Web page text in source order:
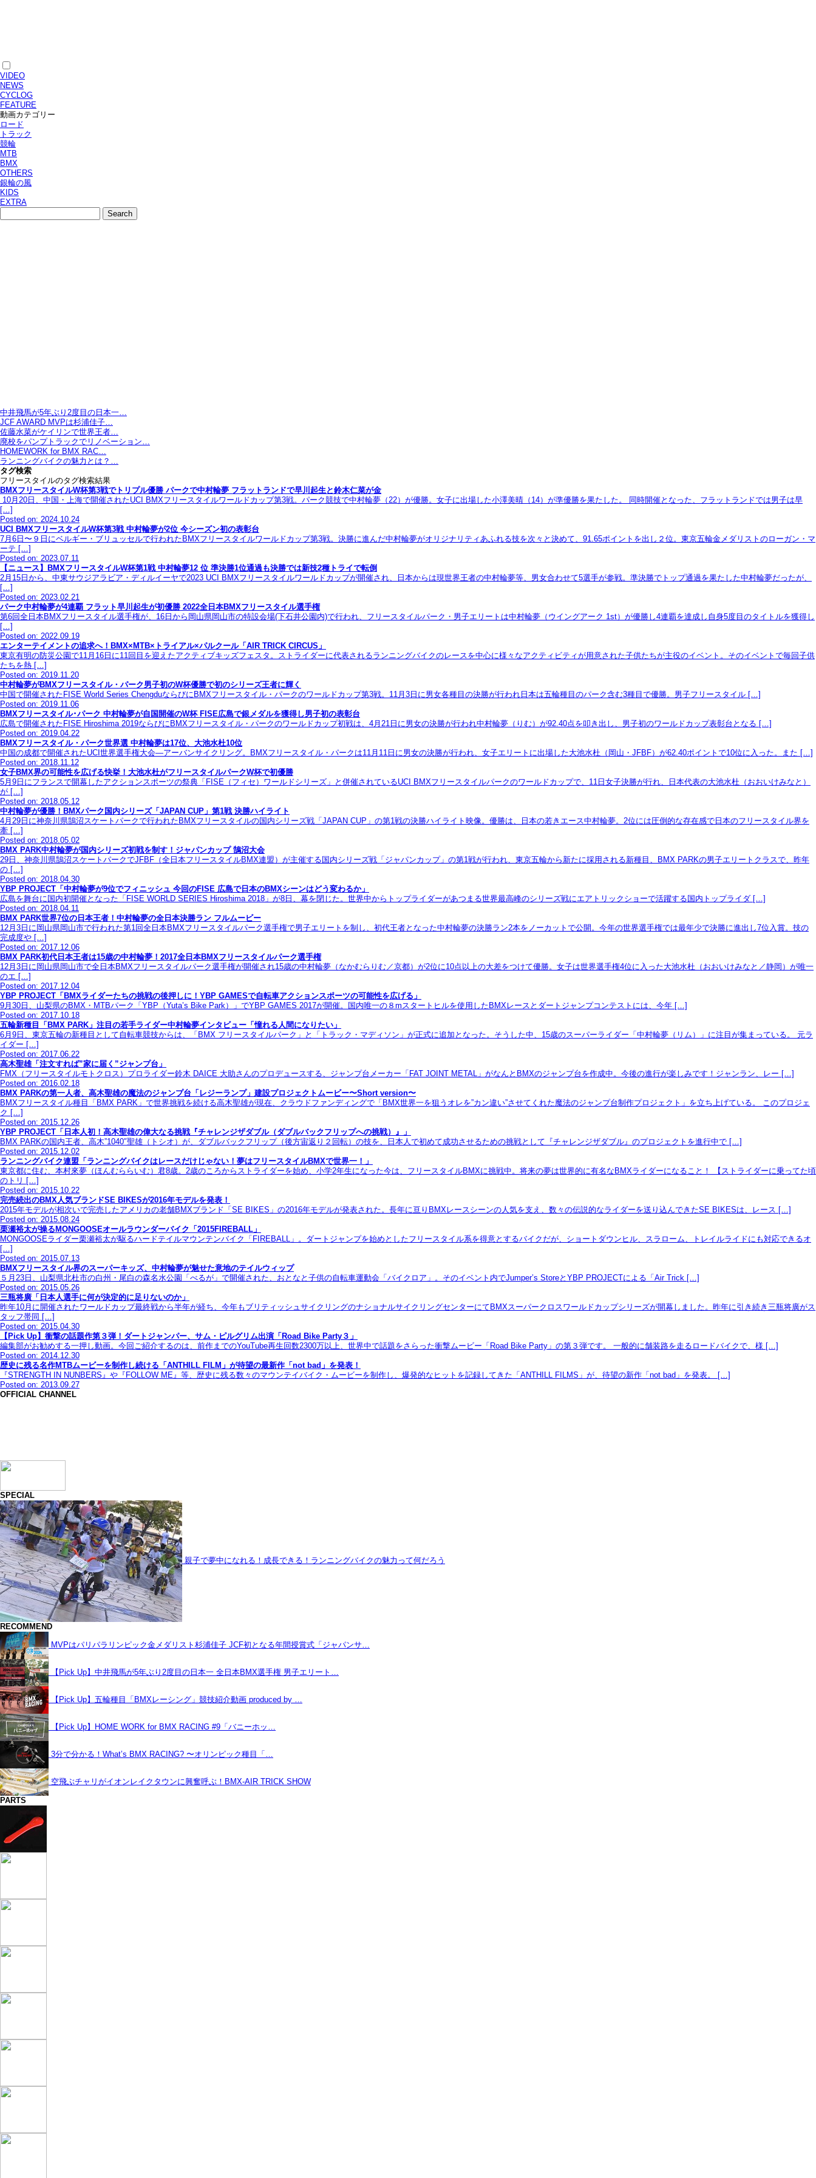
VIDEO
NEWS
CYCLOG
FEATURE
動画カテゴリー
ロード
トラック
競輪
MTB
BMX
OTHERS
銀輪の風
KIDS
EXTRA
中井飛馬が5年ぶり2度目の日本一…
JCF AWARD MVPは杉浦佳子…
佐藤水菜がケイリンで世界王者…
廃校をパンプトラックでリノベーション…
HOMEWORK for BMX RAC…
ランニングバイクの魅力とは？…
タグ検索
フリースタイルのタグ検索結果
BMXフリースタイルW杯第3戦でトリプル優勝 パークで中村輪夢 フラットランドで早川起生と鈴木仁菜が金
10月20日、中国・上海で開催されたUCI BMXフリースタイルワールドカップ第3戦。パーク競技で中村輪夢（22）が優勝。女子に出場した小澤美晴（14）が準優勝を果たした。 同時開催となった、フラットランドでは男子は早
[…]
Posted on: 2024.10.24
UCI BMXフリースタイルW杯第3戦 中村輪夢が2位 今シーズン初の表彰台
7月6日〜９日にベルギー・ブリュッセルで行われたBMXフリースタイルワールドカップ第3戦。決勝に進んだ中村輪夢がオリジナリティあふれる技を次々と決めて、91.65ポイントを出し２位。東京五輪金メダリストのローガン・マ
ーテ […]
Posted on: 2023.07.11
【ニュース】BMXフリースタイルW杯第1戦 中村輪夢12 位 準決勝1位通過も決勝では新技2種トライで転倒
2月15日から、中東サウジアラビア・ディルイーヤで2023 UCI BMXフリースタイルワールドカップが開催され、日本からは現世界王者の中村輪夢等、男女合わせて5選手が参戦。準決勝でトップ通過を果たした中村輪夢だったが、
[…]
Posted on: 2023.02.21
パーク中村輪夢が4連覇 フラット早川起生が初優勝 2022全日本BMXフリースタイル選手権
第6回全日本BMXフリースタイル選手権が、16日から岡山県岡山市の特設会場(下石井公園内)で行われ、フリースタイルパーク・男子エリートは中村輪夢（ウイングアーク 1st）が優勝し4連覇を達成し自身5度目のタイトルを獲得し
[…]
Posted on: 2022.09.19
エンターテイメントの追求へ！BMX×MTB×トライアル×パルクール「AIR TRICK CIRCUS」
東京有明の防災公園で11月16日に11回目を迎えたアクティブキッズフェスタ。ストライダーに代表されるランニングバイクのレースを中心に様々なアクティビティが用意された子供たちが主役のイベント。そのイベントで毎回子供
たちを熱 […]
Posted on: 2019.11.20
中村輪夢がBMXフリースタイル・パーク男子初のW杯優勝で初のシリーズ王者に輝く
中国で開催されたFISE World Series ChengduならびにBMXフリースタイル・パークのワールドカップ第3戦。11月3日に男女各種目の決勝が行われ日本は五輪種目のパーク含む3種目で優勝。男子フリースタイル […]
Posted on: 2019.11.06
BMXフリースタイル･パーク 中村輪夢が自国開催のW杯 FISE広島で銀メダルを獲得し男子初の表彰台
広島で開催されたFISE Hiroshima 2019ならびにBMXフリースタイル・パークのワールドカップ初戦は、4月21日に男女の決勝が行われ中村輪夢（りむ）が92.40点を叩き出し、男子初のワールドカップ表彰台となる […]
Posted on: 2019.04.22
BMXフリースタイル・パーク世界選 中村輪夢は17位、大池水杜10位
中国の成都で開催されたUCI世界選手権大会―アーバンサイクリング。BMXフリースタイル・パークは11月11日に男女の決勝が行われ、女子エリートに出場した大池水杜（岡山・JFBF）が62.40ポイントで10位に入った。また […]
Posted on: 2018.11.12
女子BMX界の可能性を広げる快挙！大池水杜がフリースタイルパークW杯で初優勝
5月9日にフランスで開幕したアクションスポーツの祭典「FISE（フィセ）ワールドシリーズ」と併催されているUCI BMXフリースタイルパークのワールドカップで、11日女子決勝が行れ、日本代表の大池水杜（おおいけみなと）
が […]
Posted on: 2018.05.12
中村輪夢が優勝！BMXパーク国内シリーズ「JAPAN CUP」第1戦 決勝ハイライト
4月29日に神奈川県鵠沼スケートパークで行われたBMXフリースタイルの国内シリーズ戦「JAPAN CUP」の第1戦の決勝ハイライト映像。優勝は、日本の若きエース中村輪夢。2位には圧倒的な存在感で日本のフリースタイル界を
牽 […]
Posted on: 2018.05.02
BMX PARK中村輪夢が国内シリーズ初戦を制す！ジャパンカップ 鵠沼大会
29日、神奈川県鵠沼スケートパークでJFBF（全日本フリースタイルBMX連盟）が主催する国内シリーズ戦「ジャパンカップ」の第1戦が行われ、東京五輪から新たに採用される新種目、BMX PARKの男子エリートクラスで、昨年
の […]
Posted on: 2018.04.30
YBP PROJECT「中村輪夢が9位でフィニッシュ 今回のFISE 広島で日本のBMXシーンはどう変わるか」
広島を舞台に国内初開催となった「FISE WORLD SERIES Hiroshima 2018」が8日、幕を閉じた。世界中からトップライダーがあつまる世界最高峰のシリーズ戦にエアトリックショーで活躍する国内トップライダ […]
Posted on: 2018.04.11
BMX PARK世界7位の日本王者！中村輪夢の全日本決勝ラン フルムービー
12月3日に岡山県岡山市で行われた第1回全日本BMXフリースタイルパーク選手権で男子エリートを制し、初代王者となった中村輪夢の決勝ラン2本をノーカットで公開。今年の世界選手権では最年少で決勝に進出し7位入賞。技の
完成度や […]
Posted on: 2017.12.06
BMX PARK初代日本王者は15歳の中村輪夢！2017全日本BMXフリースタイルパーク選手権
12月3日に岡山県岡山市で全日本BMXフリースタイルパーク選手権が開催され15歳の中村輪夢（なかむらりむ／京都）が2位に10点以上の大差をつけて優勝。女子は世界選手権4位に入った大池水杜（おおいけみなと／静岡）が唯一
のエ […]
Posted on: 2017.12.04
YBP PROJECT「BMXライダーたちの挑戦の後押しに！YBP GAMESで自転車アクションスポーツの可能性を広げる」
9月30日、山梨県のBMX・MTBパーク「YBP（Yuta’s Bike Park）」でYBP GAMES 2017が開催。国内唯一の８mスタートヒルを使用したBMXレースとダートジャンプコンテストには、今年 […]
Posted on: 2017.10.18
五輪新種目「BMX PARK」注目の若手ライダー中村輪夢インタビュー「憧れる人間になりたい」
6月9日、東京五輪の新種目として自転車競技からは、「BMX フリースタイルパーク」と「トラック・マディソン」が正式に追加となった。そうした中、15歳のスーパーライダー「中村輪夢（リム）」に注目が集まっている。 元ラ
イダー […]
Posted on: 2017.06.22
高木聖雄「注文すれば”家に届く”ジャンプ台」
FMX（フリースタイルモトクロス）プロライダー鈴木 DAICE 大助さんのプロデュースする、ジャンプ台メーカー「FAT JOINT METAL」がなんとBMXのジャンプ台を作成中。今後の進行が楽しみです！ジャンラン、レー […]
Posted on: 2016.02.18
BMX PARKの第一人者、高木聖雄の魔法のジャンプ台「レジーランプ」建設プロジェクトムービー〜Short version〜
BMXフリースタイル種目「BMX PARK」で世界挑戦を続ける高木聖雄が現在、クラウドファンディングで「BMX世界一を狙うオレを”カン違い”させてくれた魔法のジャンプ台制作プロジェクト」を立ち上げている。 このプロジェ
ク […]
Posted on: 2015.12.26
YBP PROJECT「日本人初！高木聖雄の偉大なる挑戦『チャレンジザダブル（ダブルバックフリップへの挑戦）』」
BMX PARKの国内王者、高木”1040″聖雄（トシオ）が、ダブルバックフリップ（後方宙返り２回転）の技を、日本人で初めて成功させるための挑戦として『チャレンジザダブル』のプロジェクトを進行中で […]
Posted on: 2015.12.02
ランニングバイク連盟「ランニングバイクはレースだけじゃない！夢はフリースタイルBMXで世界一！」
東京都に住む、本村來夢（ほんむららいむ）君8歳。2歳のころからストライダーを始め、小学2年生になった今は、フリースタイルBMXに挑戦中。将来の夢は世界的に有名なBMXライダーになること！ 【ストライダーに乗ってた頃
のトリ […]
Posted on: 2015.10.22
完売続出のBMX人気ブランドSE BIKESが2016年モデルを発表！
2015年モデルが相次いで完売したアメリカの老舗BMXブランド「SE BIKES」の2016年モデルが発表された。長年に亘りBMXレースシーンの人気を支え、数々の伝説的なライダーを送り込んできたSE BIKESは、レース […]
Posted on: 2015.08.24
栗瀬裕太が操るMONGOOSEオールラウンダーバイク「2015FIREBALL」
MONGOOSEライダー栗瀬裕太が駆るハードテイルマウンテンバイク「FIREBA­LL」。ダートジャンプを始めとしたフリースタイル系を得意とするバイクだが、ショートダ­ウンヒル、スラローム、トレイルライドにも対応できるオ
[…]
Posted on: 2015.07.13
BMXフリースタイル界のスーパーキッズ、中村輪夢が魅せた意地のテイルウィップ
５月23日、山梨県北杜市の白州・尾白の森名水公園「べるが」で開催された、おとなと子供の自転車運動会「バイクロア」。そのイベント内でJumper’s StoreとYBP PROJECTによる「Air Trick […]
Posted on: 2015.05.26
三瓶将廣「日本人選手に何が決定的に足りないのか」
昨年10月に開催されたワールドカップ最終戦から半年が経ち、今年もブリティッシュサイクリングのナショナルサイクリングセンターにてBMXスーパークロスワールドカップシリーズが開幕しました。昨年に引き続き三瓶将廣がス
タッフ帯同 […]
Posted on: 2015.04.30
【Pick Up】衝撃の話題作第３弾！ダートジャンパー、サム・ピルグリム出演「Road Bike Party３」
編集部がお勧めする一押し動画。今回ご紹介するのは、前作までのYouTube再生回数2300万以上、世界中で話題をさらった衝撃ムービー「Road Bike Party」の第３弾です。 一般的に舗装路を走るロードバイクで、様 […]
Posted on: 2014.12.30
歴史に残る名作MTBムービーを制作し続ける「ANTHILL FILM」が待望の最新作「not bad」を発表！
『STRENGTH IN NUNBERS』や『FOLLOW ME』等、歴史に残る数々のマウンテイバイク・ムービーを制作し、爆発的なヒットを記録してきた「ANTHILL FILMS」が、待望の新作「not bad」を発表。 […]
Posted on: 2013.09.27
OFFICIAL CHANNEL
SPECIAL
親子で夢中になれる！成長できる！ランニングバイクの魅力って何だろう
RECOMMEND
MVPはパリパラリンピック金メダリスト杉浦佳子 JCF初となる年間授賞式「ジャパンサ…
【Pick Up】中井飛馬が5年ぶり2度目の日本一 全日本BMX選手権 男子エリート…
【Pick Up】五輪種目「BMXレーシング」競技紹介動画 produced by …
【Pick Up】HOME WORK for BMX RACING #9「バニーホッ…
3分で分かる！What’s BMX RACING? 〜オリンピック種目「…
空飛ぶチャリがイオンレイクタウンに興奮呼ぶ！BMX-AIR TRICK SHOW
PARTS